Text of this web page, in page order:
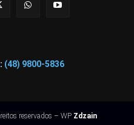
(48) 9800-5836
reservados – WP Zdzain